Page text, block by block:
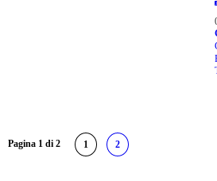
Pagina 1 di 2 1 2